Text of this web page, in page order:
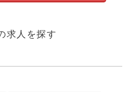
求人を探す